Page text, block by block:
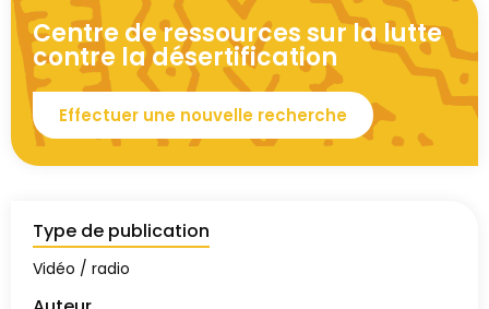
Centre de ressources sur la lutte
contre la désertification
Effectuer une nouvelle recherche
Type de publication
Vidéo / radio